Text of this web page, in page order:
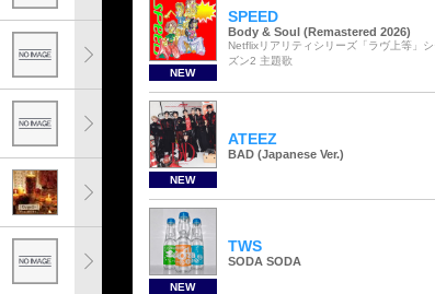
NEW
SPEED
Body & Soul (Remastered 2026)
Netflixリアリティシリーズ「ラヴ上等」シ
ズン2 主題歌
NEW
ATEEZ
BAD (Japanese Ver.)
NEW
TWS
SODA SODA